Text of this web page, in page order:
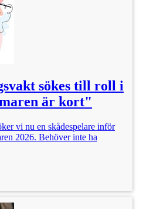
sökes till roll i
är kort"
vi nu en skådespelare inför
2026. Behöver inte ha